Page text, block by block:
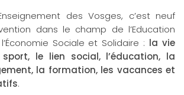
des Vosges, c’est neuf
dans le champ de l’Education
Sociale et Solidaire : la vie
le lien social, l’éducation, la
la formation, les vacances et
.